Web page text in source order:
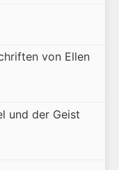
von Ellen
und der Geist